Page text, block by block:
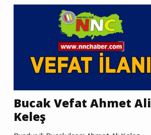
Bucak Vefat Ahmet Ali
Keleş